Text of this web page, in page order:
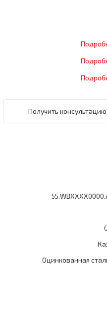
Получить консультацию
Оцинкованная